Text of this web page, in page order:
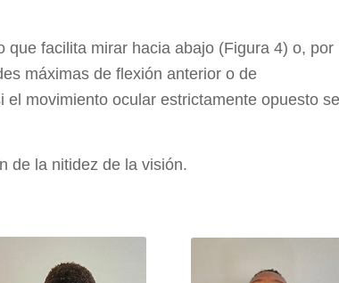
facilita mirar hacia abajo (Figura 4) o, por
máximas de flexión anterior o de
movimiento ocular estrictamente opuesto se
de la nitidez de la visión.